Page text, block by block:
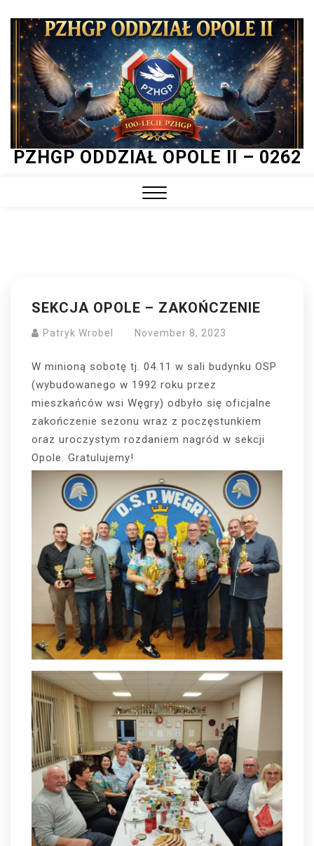
Skip
content
PZHGP ODDZIAŁ OPOLE II – 0262
SEKCJA OPOLE – ZAKOŃCZENIE
Patryk Wrobel November 8, 2023
W minioną sobotę tj. 04.11 w sali budynku OSP
(wybudowanego w 1992 roku przez
mieszkańców wsi Węgry) odbyło się oficjalne
zakończenie sezonu wraz z poczęstunkiem
oraz uroczystym rozdaniem nagród w sekcji
Opole. Gratulujemy!